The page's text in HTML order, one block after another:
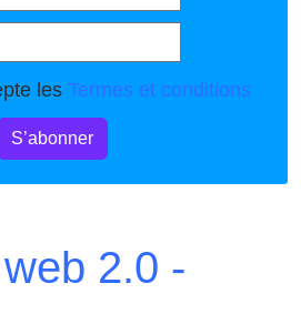
les Termes et conditions
S’abonner
2.0 -